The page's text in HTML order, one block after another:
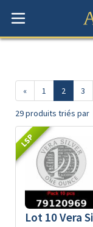
« 1 2 3
29 produits triés par
LSP
Lot 10 Vera